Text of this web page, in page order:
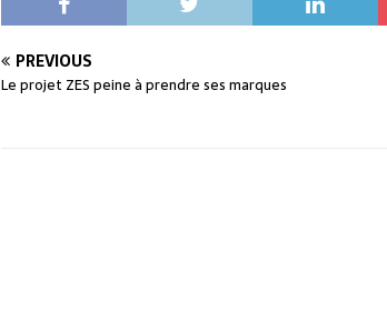
PREVIOUS
Le projet ZES peine à prendre ses marques